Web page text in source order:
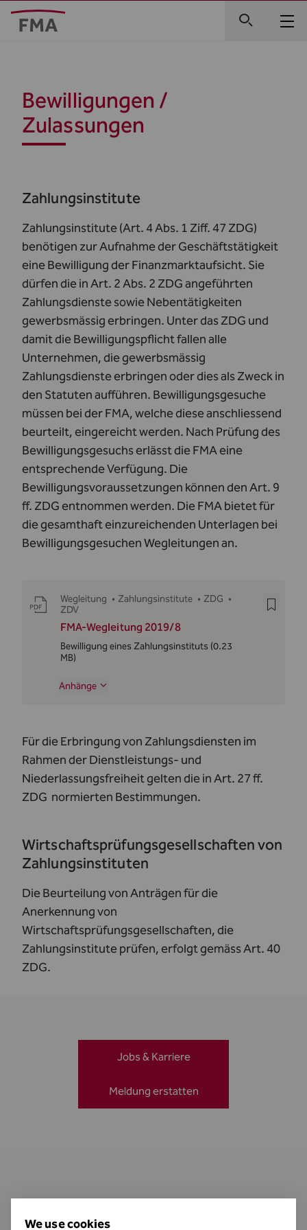
Bewilligungen /
Zulassungen
Zahlungsinstitute
Zahlungsinstitute (Art. 4 Abs. 1 Ziff. 47 ZDG)
benötigen zur Aufnahme der Geschäftstätigkeit
eine Bewilligung der Finanzmarktaufsicht. Sie
dürfen die inArt. 2 Abs. 2 ZDGangeführten
Zahlungsdienste sowie Nebentätigkeiten
gewerbsmässig erbringen. Unter das ZDG und
damit die Bewilligungspflicht fallen alle
Unternehmen, die gewerbsmässig
Zahlungsdienste erbringen oder dies als Zweck in
den Statuten aufführen. Bewilligungsgesuche
müssen bei der FMA, welche diese anschliessend
beurteilt, eingereicht werden. Nach Prüfung des
Bewilligungsgesuchs erlässt die FMA eine
entsprechende Verfügung. Die
Bewilligungsvoraussetzungen können denArt. 9
ff. ZDGentnommen werden. Die FMA bietet für
die gesamthaft einzureichenden Unterlagen bei
Bewilligungsgesuchen Wegleitungen an.
Wegleitung • Zahlungsinstitute • ZDG •
ZDV
FMA-Wegleitung 2019/8
Bewilligung eines Zahlungsinstituts (0.23
MB)
Anhänge
Für die Erbringung von Zahlungsdiensten im
Rahmen der Dienstleistungs- und
Niederlassungsfreiheit gelten die inArt. 27 ff.
ZDG normierten Bestimmungen.
Wirtschaftsprüfungsgesellschaften von
Zahlungsinstituten
Die Beurteilung von Anträgen für die
Anerkennung von
Wirtschaftsprüfungsgesellschaften, die
Zahlungsinstitute prüfen, erfolgt gemässArt. 40
ZDG.
Jobs & Karriere
Meldung erstatten
We use cookies